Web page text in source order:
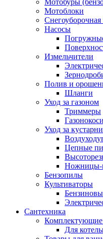
Мотоблоки
Насосы
Измельчители
Полив и
Шланги
Уход за газоном
Триммеры
Уход за
Цепные
Ножницы-
Бензопилы
Культиваторы
Сантехника
Комплектующие
Для